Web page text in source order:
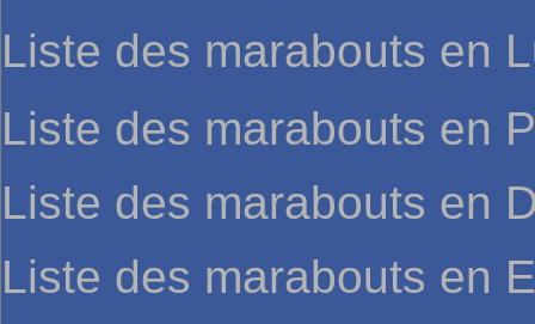
Liste des marabouts en
Liste des marabouts en
Liste des marabouts en
Liste des marabouts en